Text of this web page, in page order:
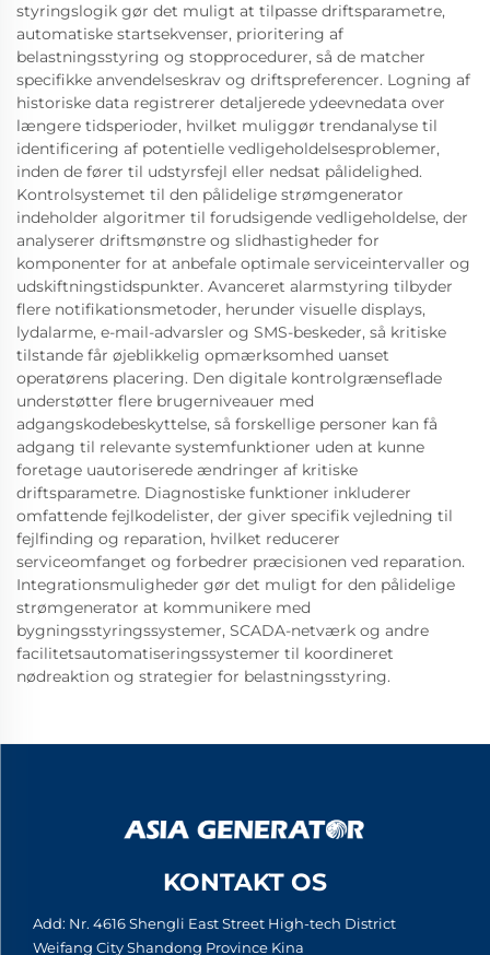
styringslogik gør det muligt at tilpasse driftsparametre,
automatiske startsekvenser, prioritering af
belastningsstyring og stopprocedurer, så de matcher
specifikke anvendelseskrav og driftspreferencer. Logning af
historiske data registrerer detaljerede ydeevnedata over
længere tidsperioder, hvilket muliggør trendanalyse til
identificering af potentielle vedligeholdelsesproblemer,
inden de fører til udstyrsfejl eller nedsat pålidelighed.
Kontrolsystemet til den pålidelige strømgenerator
indeholder algoritmer til forudsigende vedligeholdelse, der
analyserer driftsmønstre og slidhastigheder for
komponenter for at anbefale optimale serviceintervaller og
udskiftningstidspunkter. Avanceret alarmstyring tilbyder
flere notifikationsmetoder, herunder visuelle displays,
lydalarme, e-mail-advarsler og SMS-beskeder, så kritiske
tilstande får øjeblikkelig opmærksomhed uanset
operatørens placering. Den digitale kontrolgrænseflade
understøtter flere brugerniveauer med
adgangskodebeskyttelse, så forskellige personer kan få
adgang til relevante systemfunktioner uden at kunne
foretage uautoriserede ændringer af kritiske
driftsparametre. Diagnostiske funktioner inkluderer
omfattende fejlkodelister, der giver specifik vejledning til
fejlfinding og reparation, hvilket reducerer
serviceomfanget og forbedrer præcisionen ved reparation.
Integrationsmuligheder gør det muligt for den pålidelige
strømgenerator at kommunikere med
bygningsstyringssystemer, SCADA-netværk og andre
facilitetsautomatiseringssystemer til koordineret
nødreaktion og strategier for belastningsstyring.
KONTAKT OS
Add: Nr. 4616 Shengli East Street High-tech District
Weifang City Shandong Province Kina